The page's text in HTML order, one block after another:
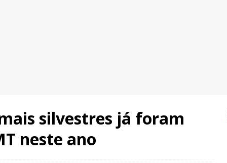
silvestres já foram
neste ano